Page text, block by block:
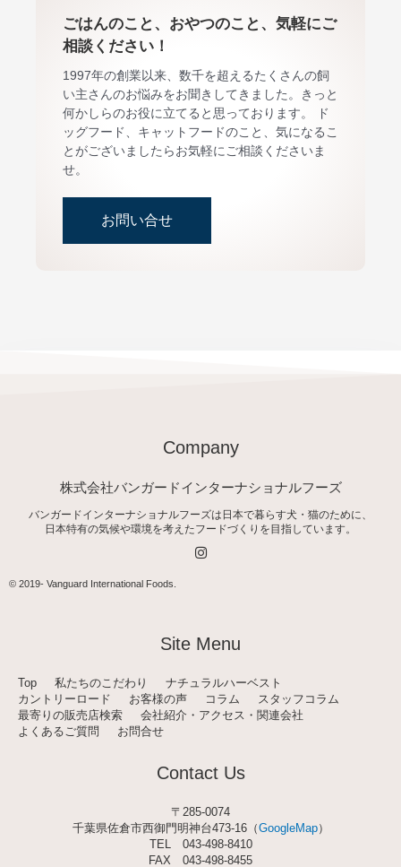
ごはんのこと、おやつのこと、気軽にご
相談ください！
1997年の創業以来、数千を超えるたくさんの飼
い主さんのお悩みをお聞きしてきました。きっと
何かしらのお役に立てると思っております。 ド
ッグフード、キャットフードのこと、気になるこ
とがございましたらお気軽にご相談くださいま
せ。
お問い合せ
Company
株式会社バンガードインターナショナルフーズ
バンガードインターナショナルフーズは日本で暮らす犬・猫のために、
日本特有の気候や環境を考えたフードづくりを目指しています。
I
n
a
m
© 2019- Vanguard International Foods
Site Menu
Top 私たちのこだわり
ナチュラルハーベスト
カントリーロード
お客様の声 コラム
スタッフコラム
最寄りの販売店検索
会社紹介・アクセス・関連会社
よくあるご質問
お問合せ
Contact Us
〒285-0074
千葉県佐倉市西御門明神台473-16（GoogleMap）
TEL 043-498-8410
FAX 043-498-8455